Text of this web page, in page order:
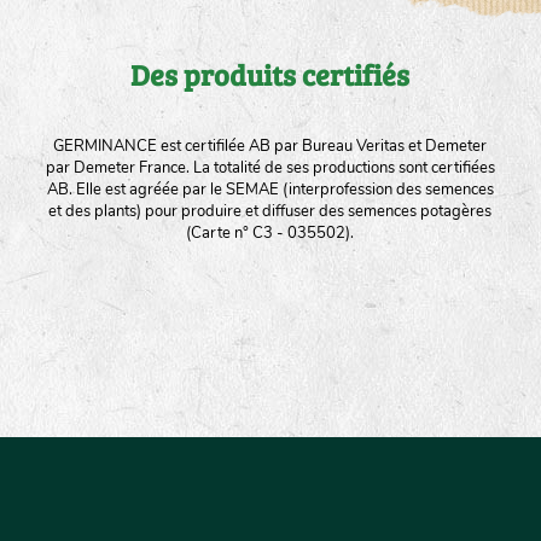
Des produits certifiés
GERMINANCE est certifilée AB par Bureau Veritas et Demeter
par Demeter France. La totalité de ses productions sont certifiées
AB. Elle est agréée par le SEMAE (interprofession des semences
et des plants) pour produire et diffuser des semences potagères
(Carte n° C3 - 035502).